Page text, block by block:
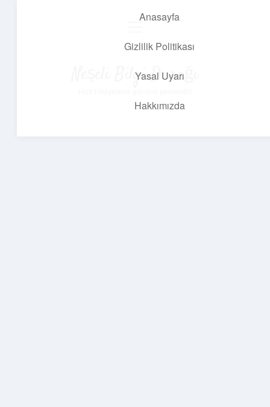
Anasayfa
Gizlilik Politikası
Yasal Uyarı
Hakkımızda
Neşeli Bilgi Durağı